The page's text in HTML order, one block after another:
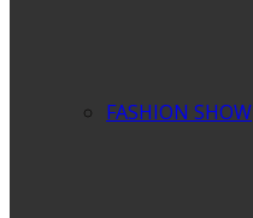
FASHION SHOW